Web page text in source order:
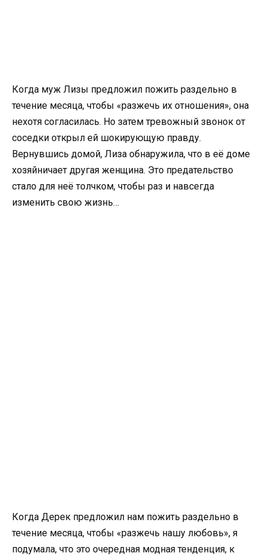
Когда муж Лизы предложил пожить раздельно в
течение месяца, чтобы «разжечь их отношения», она
нехотя согласилась. Но затем тревожный звонок от
соседки открыл ей шокирующую правду.
Вернувшись домой, Лиза обнаружила, что в её доме
хозяйничает другая женщина. Это предательство
стало для неё толчком, чтобы раз и навсегда
изменить свою жизнь…
Когда Дерек предложил нам пожить раздельно в
течение месяца, чтобы «разжечь нашу любовь», я
подумала, что это очередная модная тенденция, к